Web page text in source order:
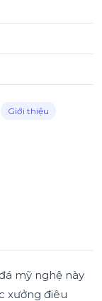
Giới thiệu
mỹ nghệ này
xưởng điêu